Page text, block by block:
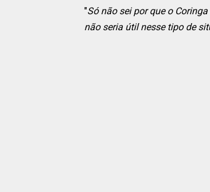
"Só não sei por que o
não seria útil nesse tipo de